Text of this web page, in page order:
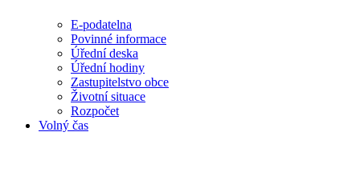
E-podatelna
Povinné informace
Úřední deska
Úřední hodiny
Zastupitelstvo obce
Životní situace
Rozpočet
Volný čas